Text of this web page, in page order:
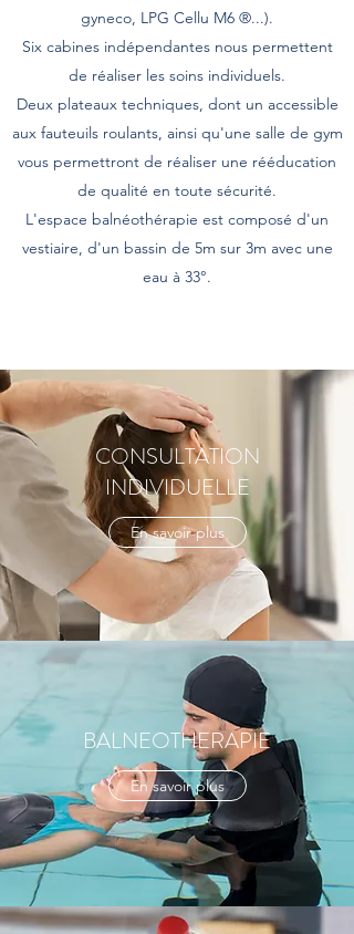
gyneco, LPG Cellu M6 ®...).
Six cabines indépendantes nous permettent
de réaliser les soins individuels.
Deux plateaux techniques, dont un accessible
aux fauteuils roulants, ainsi qu'une salle de gym
vous permettront de réaliser une rééducation
de qualité en toute sécurité.
L'espace balnéothérapie est composé d'un
vestiaire, d'un bassin de 5m sur 3m avec une
eau à 33°.
CONSULTATION
INDIVIDUELLE
En savoir plus
BALNEOTHERAPIE
En savoir plus